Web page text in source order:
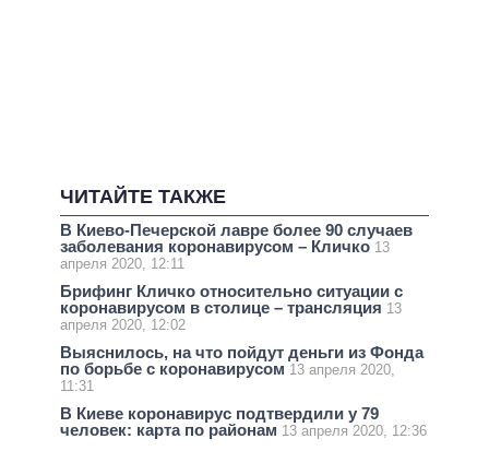
ЧИТАЙТЕ ТАКЖЕ
В Киево-Печерской лавре более 90 случаев
заболевания коронавирусом – Кличко 13
апреля 2020, 12:11
Брифинг Кличко относительно ситуации с
коронавирусом в столице – трансляция 13
апреля 2020, 12:02
Выяснилось, на что пойдут деньги из Фонда
по борьбе с коронавирусом 13 апреля 2020,
11:31
В Киеве коронавирус подтвердили у 79
человек: карта по районам 13 апреля 2020, 12:36